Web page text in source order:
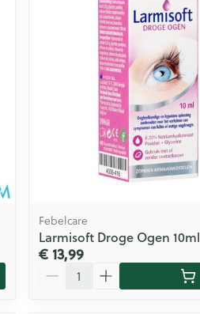
Febelcare
Larmisoft Droge Ogen 10ml
€ 13,99